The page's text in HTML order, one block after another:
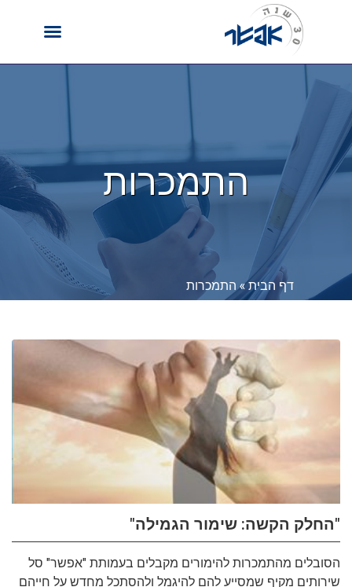
התמכרות
דף הבית»התמכרות
"החלק הקשה: שימור הגמילה"
הסובלים מהתמכרות להימורים מקבלים בעמותת "אפשר" סל
שירותים מקיף שמסייע להם להיגמל ולהסתכל מחדש על חייהם